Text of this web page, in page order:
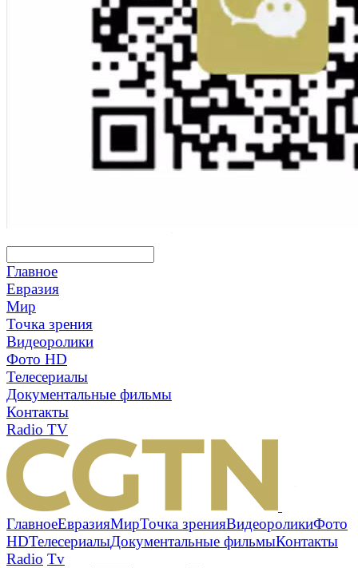
Главное
Евразия
Мир
Точка зрения
Видеоролики
Фото HD
Телесериалы
Документальные фильмы
Контакты
Radio TV
ГлавноеЕвразияМирТочка зренияВидеороликиФото
HDТелесериалыДокументальные фильмыКонтакты
Radio Tv